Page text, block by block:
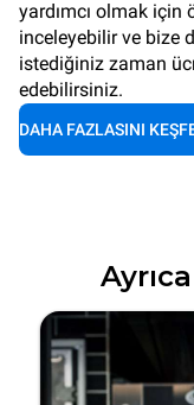
yardımcı olmak için
inceleyebilir ve bize
istediğiniz zaman
edebilirsiniz.
DAHA FAZLASINI